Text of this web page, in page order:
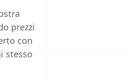
prezzi
con
stesso